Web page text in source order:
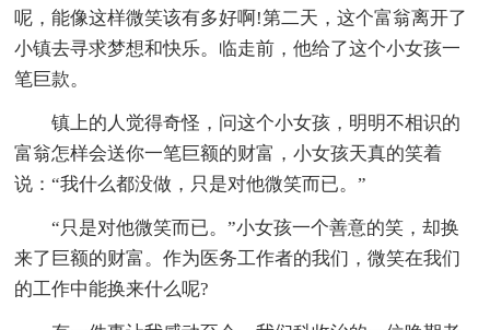
呢，能像这样微笑该有多好啊!第二天，这个富翁离开了
小镇去寻求梦想和快乐。临走前，他给了这个小女孩一
笔巨款。
镇上的人觉得奇怪，问这个小女孩，明明不相识的
富翁怎样会送你一笔巨额的财富，小女孩天真的笑着
说：“我什么都没做，只是对他微笑而已。”
“只是对他微笑而已。”小女孩一个善意的笑，却换
来了巨额的财富。作为医务工作者的我们，微笑在我们
的工作中能换来什么呢?